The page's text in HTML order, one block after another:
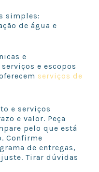
simples:
de água e
e
e escopos
serviços de
e serviços
e valor. Peça
pelo que está
Confirme
de entregas,
Tirar dúvidas